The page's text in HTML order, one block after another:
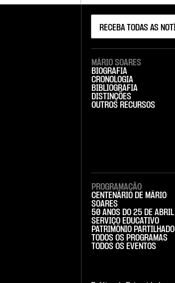
MÁRIO SOARES
BIOGRAFIA
CRONOLOGIA
BIBLIOGRAFIA
DISTINÇÕES
OUTROS RECURSOS
PROGRAMAÇÃO
CENTENÁRIO DE MÁRIO
SOARES
50 ANOS DO 25 DE ABRIL
SERVIÇO EDUCATIVO
PATRIMÓNIO PARTILHADO
TODOS OS PROGRAMAS
TODOS OS EVENTOS